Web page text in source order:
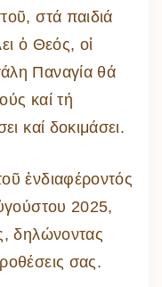
στά παιδιά
ὁ Θεός, οἱ
Παναγία θά
καί τή
καί δοκιμάσει.
ἐνδιαφέροντός
2025,
δηλώνοντας
σας.